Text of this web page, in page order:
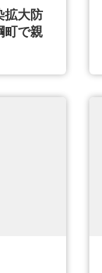
拡大防
町で親